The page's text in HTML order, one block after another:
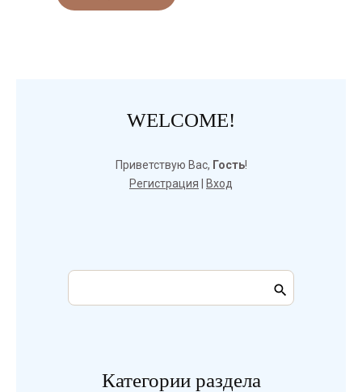
WELCOME!
Приветствую Вас, Гость!
Регистрация
Вход
Категории раздела